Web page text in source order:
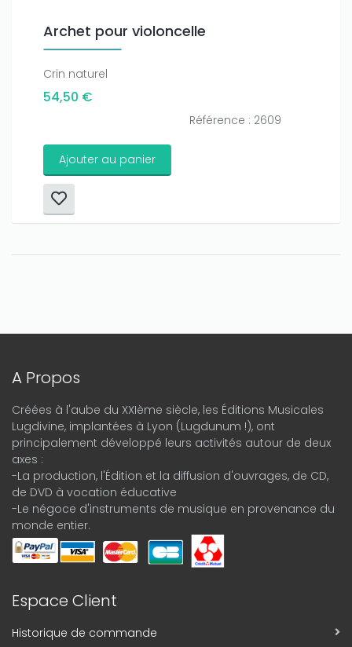
Archet pour violoncelle
Crin naturel
54,50 €
Référence : 2609
Ajouter au panier
A Propos
Créées à l'aube du XXIème siècle, les Éditions Musicales
Lugdivine, implantées à Lyon (Lugdunum !), ont
principalement développé leurs activités autour de deux
axes :
-La production, l'Édition et la diffusion d'ouvrages, de CD,
de DVD à vocation éducative
-Le négoce d'instruments de musique en provenance du
monde entier.
Espace Client
Historique de commande